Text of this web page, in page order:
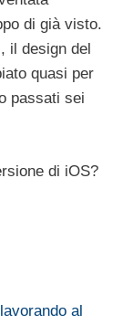
di già visto.
il design del
quasi per
passati sei
di iOS?
al